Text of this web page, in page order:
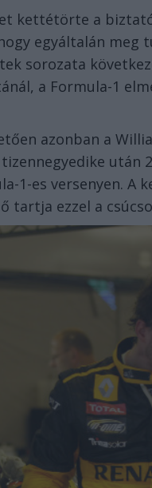
kettétörte a
egyáltalán meg
sorozata
a Formula-1
azonban a
után
1-es versenyen. A
tartja ezzel a